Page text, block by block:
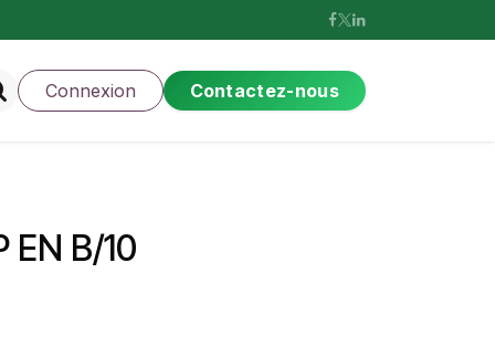
Connexion Contactez-nous
EN B/10